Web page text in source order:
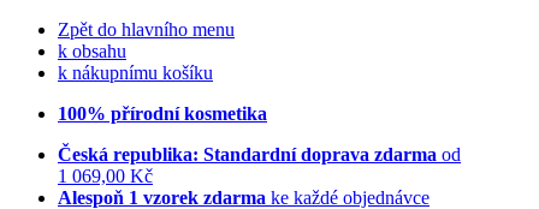
Zpět do hlavního menu
k obsahu
k nákupnímu košíku
100% přírodní kosmetika
Česká republika: Standardní doprava zdarma od
1 069,00 Kč
Alespoň 1 vzorek zdarma ke každé objednávce